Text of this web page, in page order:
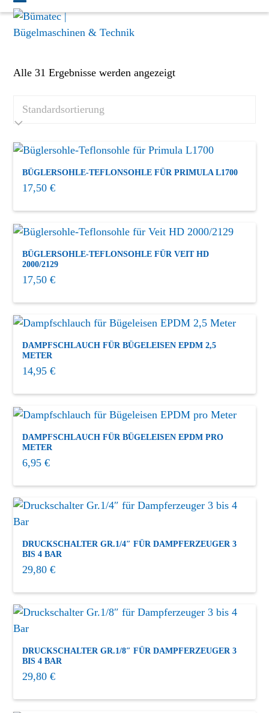
Skip
content
Open
mobile
Close
mobile
Aktion(7)
Bügeltische
Dampferzeuger(11)
Dental-Dampfstrahler(1)
Detachiertische und Kabinen(3)
Ersatzteile / Zubehör
Gardinenbügeltische
Industrie Bügeleisen (5)
Mangel für Tisch und Flachwäsche(3)
Steamer
Waschmaschinen/ Trockner(6)
Zurücksetzen
Alle 31 Ergebnisse werden angezeigt
BÜGLERSOHLE-TEFLONSOHLE FÜR PRIMULA L1700
17,50€
BÜGLERSOHLE-TEFLONSOHLE FÜR VEIT HD
2000/2129
17,50€
DAMPFSCHLAUCH FÜR BÜGELEISEN EPDM 2,5
METER
14,95€
DAMPFSCHLAUCH FÜR BÜGELEISEN EPDM PRO
METER
6,95€
DRUCKSCHALTER GR.1/4″ FÜR DAMPFERZEUGER 3
BIS 4 BAR
29,80€
DRUCKSCHALTER GR.1/8″ FÜR DAMPFERZEUGER 3
BIS 4 BAR
29,80€